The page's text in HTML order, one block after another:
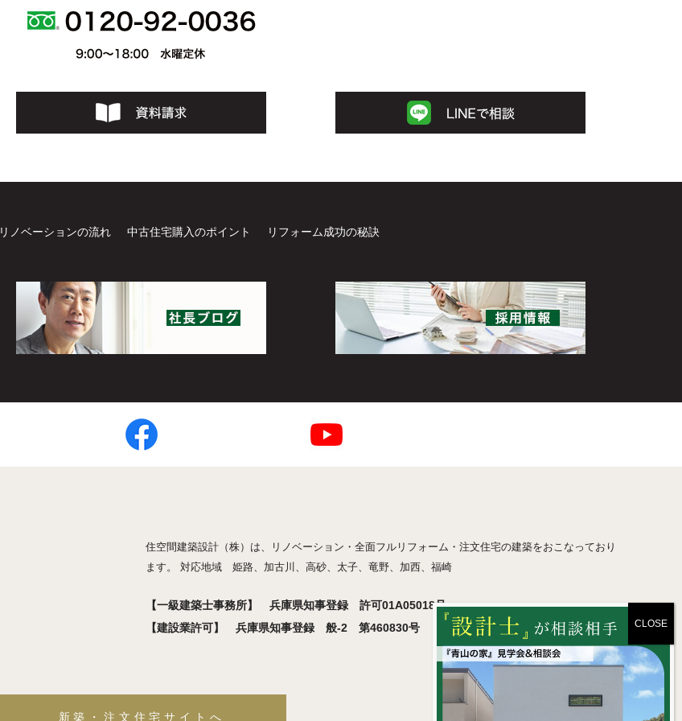
リノベーションの流れ 中古住宅購入のポイント リフォーム成功の秘訣
住空間建築設計（株）は、リノベーション・全面フルリフォーム・注文住宅の建築をおこなっており
ます。 対応地域 姫路、加古川、高砂、太子、竜野、加西、福崎
【一級建築士事務所】 兵庫県知事登録 許可01A05018号
【建設業許可】 兵庫県知事登録 般-2 第460830号
新築・注文住宅サイトへ